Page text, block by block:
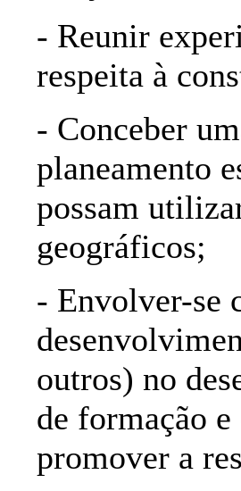
- Reunir
respeita à
- Conceber
planeamento
possam
geográficos;
- Envolver-se
outros) no
de formação
promover a